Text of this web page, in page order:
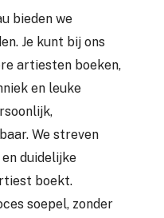
bieden we
Je kunt bij ons
artiesten boeken,
en leuke
We streven
duidelijke
boekt.
soepel, zonder